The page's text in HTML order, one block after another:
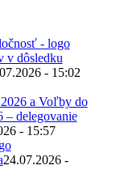
v dôsledku
- 15:02
a Voľby do
– delegovanie
- 15:57
24.07.2026 -